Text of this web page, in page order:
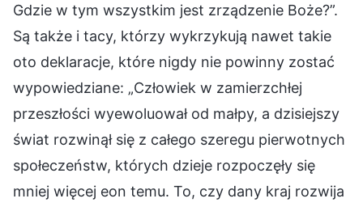
Gdzie w tym wszystkim jest zrządzenie Boże?”.
Są także i tacy, którzy wykrzykują nawet takie
oto deklaracje, które nigdy nie powinny zostać
wypowiedziane: „Człowiek w zamierzchłej
przeszłości wyewoluował od małpy, a dzisiejszy
świat rozwinął się z całego szeregu pierwotnych
społeczeństw, których dzieje rozpoczęły się
mniej więcej eon temu. To, czy dany kraj rozwija